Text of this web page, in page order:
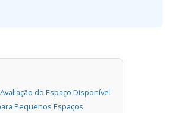
do Espaço Disponível
Pequenos Espaços